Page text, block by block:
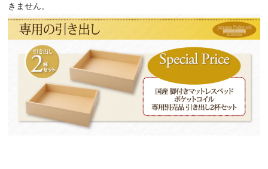
きません。